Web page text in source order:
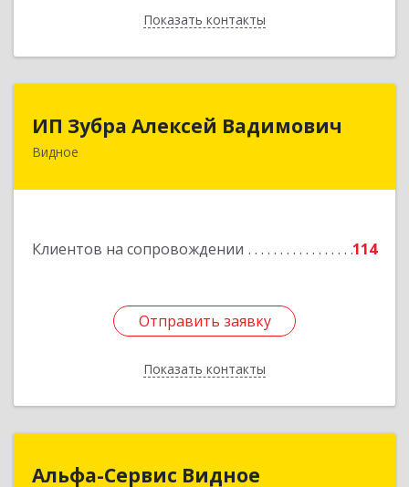
Показать контакты
Назад
ИП Зубра Алексей Вадимович
Видное
Клиентов на сопровождении 114
Отправить заявку
Показать контакты
ИП Зубра Алексей Вадимович
Отправить заявку
Назад
Альфа-Сервис Видное